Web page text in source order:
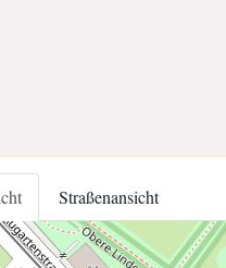
Straßenansicht